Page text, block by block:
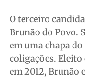
O terceiro
Brunão do Povo.
em uma chapa
coligações.
em 2012,